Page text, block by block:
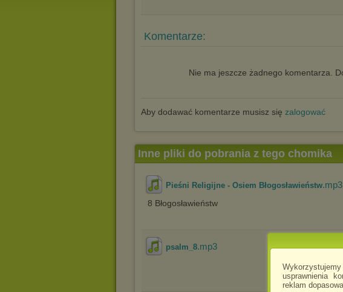
usprawnienia
reklam
Komentarze:
Nie ma jeszcze żadnego komentarza.
Aby dodawać komentarze musisz się zalogować
Inne pliki do pobrania z tego chomika
Pieśni Religijne - Osiem Błogosławieństw.mp3
8 Błogosławieństw
psalm_8.mp3